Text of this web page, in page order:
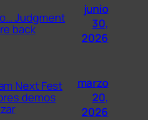
Judgment
back
junio
30,
2026
Next Fest
demos
marzo
20,
2026